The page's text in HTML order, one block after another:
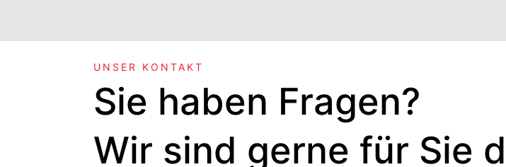
UNSER KONTAKT
Sie haben Fragen?
Wir sind gerne für Sie